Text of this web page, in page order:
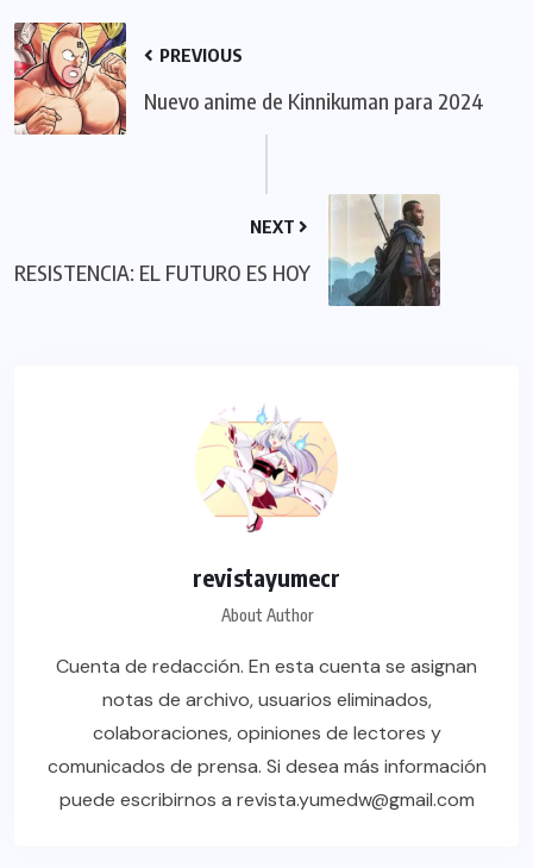
PREVIOUS
Nuevo anime de Kinnikuman para 2024
NEXT
RESISTENCIA: EL FUTURO ES HOY
revistayumecr
About Author
Cuenta de redacción. En esta cuenta se asignan
notas de archivo, usuarios eliminados,
colaboraciones, opiniones de lectores y
comunicados de prensa. Si desea más información
puede escribirnos a revista.yumedw@gmail.com